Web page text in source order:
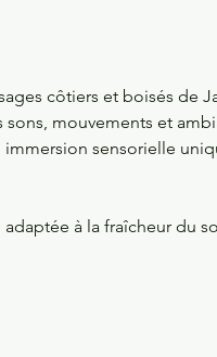
côtiers et boisés de
mouvements et
sensorielle
à la fraîcheur du